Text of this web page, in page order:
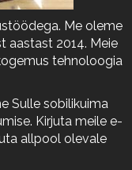
Me oleme
aastast 2014. Meie
tehnoloogia
Sulle sobilikuima
Kirjuta meile e-
allpool olevale